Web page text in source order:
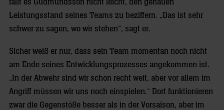
fällt es Gudmundsson nicht leicht, den genauen
Leistungsstand seines Teams zu beziffern. „Das ist sehr
schwer zu sagen, wo wir stehen“, sagt er.
Sicher weiß er nur, dass sein Team momentan noch nicht
am Ende seines Entwicklungsprozesses angekommen ist.
„In der Abwehr sind wir schon recht weit, aber vor allem im
Angriff müssen wir uns noch einspielen.“ Dort funktionieren
zwar die Gegenstöße besser als in der Vorsaison, aber im